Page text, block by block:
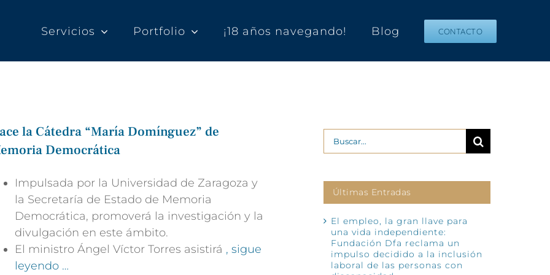
Servicios Portfolio ¡18 años navegando! Blog CONTACTO
la Cátedra “María Domínguez” de
Democrática
Impulsada por la Universidad de Zaragoza y
la Secretaría de Estado de Memoria
Democrática, promoverá la investigación y la
divulgación en este ámbito.
El ministro Ángel Víctor Torres asistirá , sigue
leyendo …
Buscar:
Últimas Entradas
El empleo, la gran llave para
una vida independiente:
Fundación Dfa reclama un
impulso decidido a la inclusión
laboral de las personas con